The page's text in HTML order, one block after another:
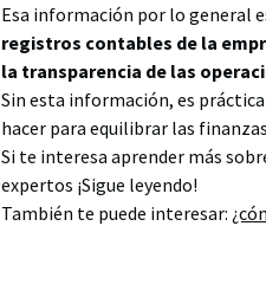
Esa información por lo general
registros contables de la
la transparencia de las
Sin esta información, es
hacer para equilibrar las
Si te interesa aprender más
expertos ¡Sigue leyendo!
También te puede interesar: